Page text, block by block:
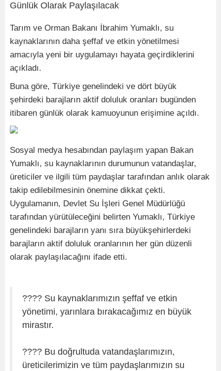
Tarım ve Orman Bakanı İbrahim Yumaklı, su
kaynaklarının daha şeffaf ve etkin yönetilmesi
amacıyla yeni bir uygulamayı hayata geçirdiklerini
açıkladı.
Buna göre, Türkiye genelindeki ve dört büyük
şehirdeki barajların aktif doluluk oranları bugünden
itibaren günlük olarak kamuoyunun erişimine açıldı.
Sosyal medya hesabından paylaşım yapan Bakan
Yumaklı, su kaynaklarının durumunun vatandaşlar,
üreticiler ve ilgili tüm paydaşlar tarafından anlık olarak
takip edilebilmesinin önemine dikkat çekti.
Uygulamanın, Devlet Su İşleri Genel Müdürlüğü
tarafından yürütüleceğini belirten Yumaklı, Türkiye
genelindeki barajların yanı sıra büyükşehirlerdeki
barajların aktif doluluk oranlarının her gün düzenli
olarak paylaşılacağını ifade etti.
???? Su kaynaklarımızın şeffaf ve etkin
yönetimi, yarınlara bırakacağımız en büyük
mirastır.
???? Bu doğrultuda vatandaşlarımızın,
üreticilerimizin ve tüm paydaşlarımızın su